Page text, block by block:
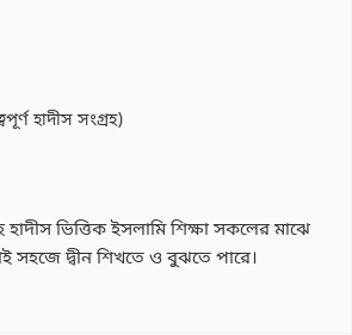
হাদীস সংগ্রহ)
ভিত্তিক ইসলামি শিক্ষা সকলের মাঝে
সহজে দ্বীন শিখতে ও বুঝতে পারে।